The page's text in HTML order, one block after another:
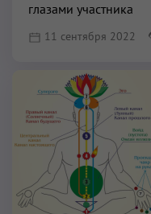
глазами участника
11 сентября 2022